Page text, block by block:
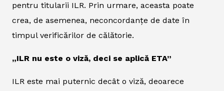
pentru titularii ILR. Prin urmare, aceasta poate
crea, de asemenea, neconcordanțe de date în
timpul verificărilor de călătorie.
„ILR nu este o viză, deci se aplică ETA”
ILR este mai puternic decât o viză, deoarece